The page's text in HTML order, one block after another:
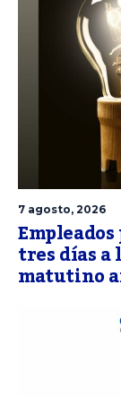
7 agosto, 2026
tres días a
matutino